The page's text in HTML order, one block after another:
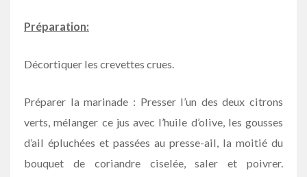
Préparation:
Décortiquer les crevettes crues.
Préparer la marinade : Presser l’un des deux citrons
verts, mélanger ce jus avec l’huile d’olive, les gousses
d’ail épluchées et passées au presse-ail, la moitié du
bouquet de coriandre ciselée, saler et poivrer.